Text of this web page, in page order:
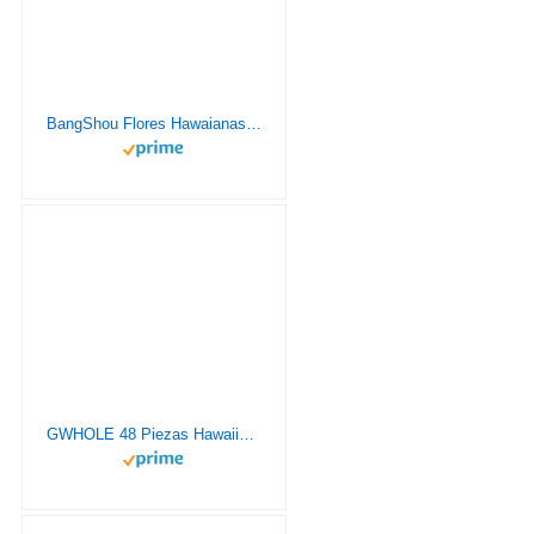
BangShou Flores Hawaianas Guirnalda Hawaiana Collar Pulsera Coloridos Reutilizables de Fuentes de La Decoración para Fiesta Hawaiana
GWHOLE 48 Piezas Hawaiian Flores Guirnalda Multicolor Tropical Decoración, 24 Pulseras 12 Diademas y 12 Collares para Luau Hawaiian Playa Boda Picnic Fiesta Fiesta